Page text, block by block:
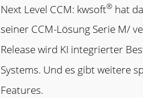
Next Level CCM: kwsoft® hat
seiner CCM-Lösung Serie M/
Release wird KI integrierter
Systems. Und es gibt weitere
Features.